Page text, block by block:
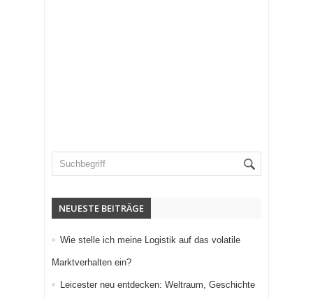
NEUESTE BEITRÄGE
Wie stelle ich meine Logistik auf das volatile
Marktverhalten ein?
Leicester neu entdecken: Weltraum, Geschichte